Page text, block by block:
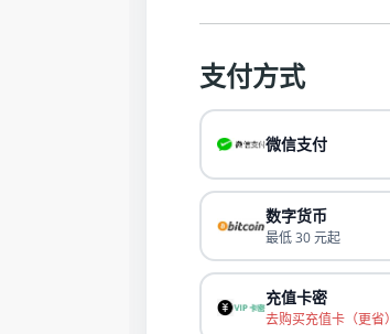
支付方式
微信支付
数字货币
最低 30 元起
充值卡密
去购买充值卡（更省）